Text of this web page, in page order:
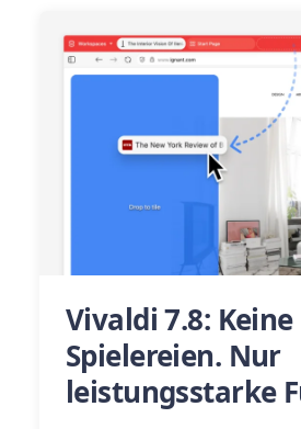
Vivaldi 7.8: Keine
Spielereien. Nur
leistungsstarke